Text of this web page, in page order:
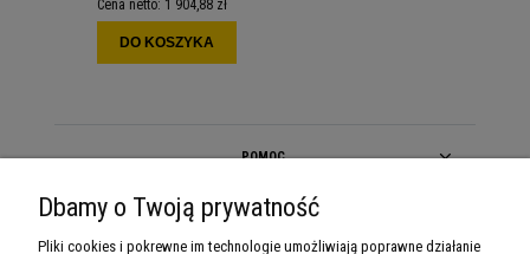
Cena netto: 1 904,88 zł
DO KOSZYKA
POMOC
MOJE KONTO
Dbamy o Twoją prywatność
Pliki cookies i pokrewne im technologie umożliwiają poprawne działanie